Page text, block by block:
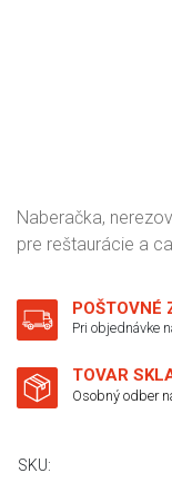
Naberačka,
pre reštaurácie a
POŠTOVNÉ
Pri objednávke
TOVAR
Osobný odber
SKU: